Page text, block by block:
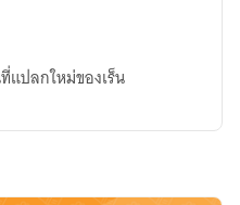
แปลกใหม่ของเร็น